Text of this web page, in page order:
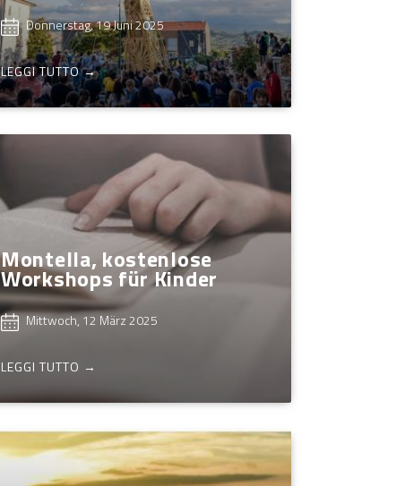
Donnerstag, 19 Juni 2025
LEGGI TUTTO →
Montella, kostenlose
Workshops für Kinder
Mittwoch, 12 März 2025
LEGGI TUTTO →